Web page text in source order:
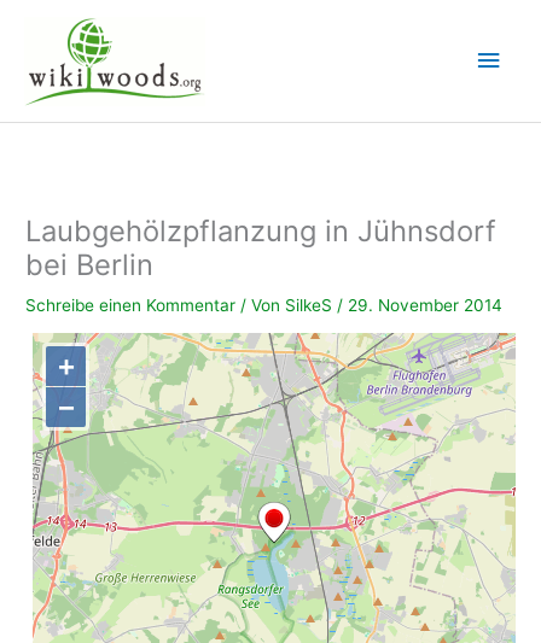
springen
Laubgehölzpflanzung in Jühnsdorf
bei Berlin
Schreibe einen Kommentar / Von SilkeS / 29. November 2014